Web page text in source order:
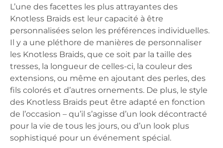
L’une des facettes les plus attrayantes des
Knotless Braids est leur capacité à être
personnalisées selon les préférences individuelles.
Il y a une pléthore de manières de personnaliser
les Knotless Braids, que ce soit par la taille des
tresses, la longueur de celles-ci, la couleur des
extensions, ou même en ajoutant des perles, des
fils colorés et d’autres ornements. De plus, le style
des Knotless Braids peut être adapté en fonction
de l’occasion – qu’il s’agisse d’un look décontracté
pour la vie de tous les jours, ou d’un look plus
sophistiqué pour un événement spécial.